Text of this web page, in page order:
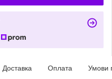
Доставка Оплата Умови